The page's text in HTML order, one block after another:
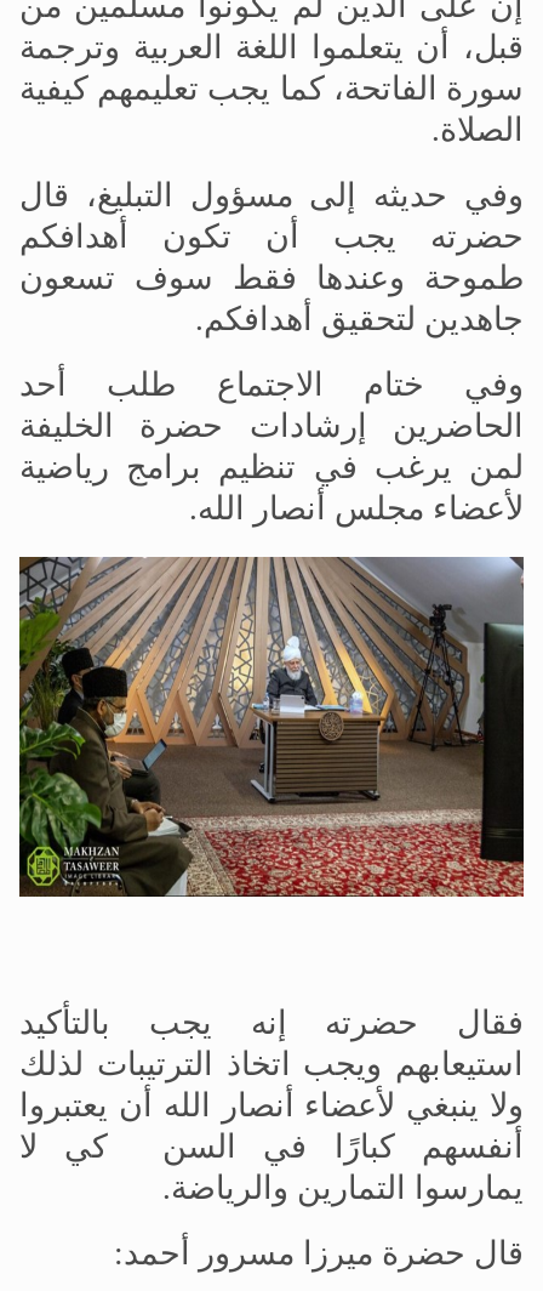
قبل، أن يتعلموا اللغة العربية وترجمة
سورة الفاتحة، كما يجب تعليمهم كيفية
الصلاة.
وفي حديثه إلى مسؤول التبليغ، قال
حضرته يجب أن تكون أهدافكم
طموحة وعندها فقط سوف تسعون
جاهدين لتحقيق أهدافكم.
وفي ختام الاجتماع طلب أحد
الحاضرين إرشادات حضرة الخليفة
لمن يرغب في تنظيم برامج رياضية
لأعضاء مجلس أنصار الله.
فقال حضرته إنه يجب بالتأكيد
استيعابهم ويجب اتخاذ الترتيبات لذلك
ولا ينبغي لأعضاء أنصار الله أن يعتبروا
أنفسهم كبارًا في السن كي لا
يمارسوا التمارين والرياضة.
قال حضرة ميرزا مسرور أحمد: